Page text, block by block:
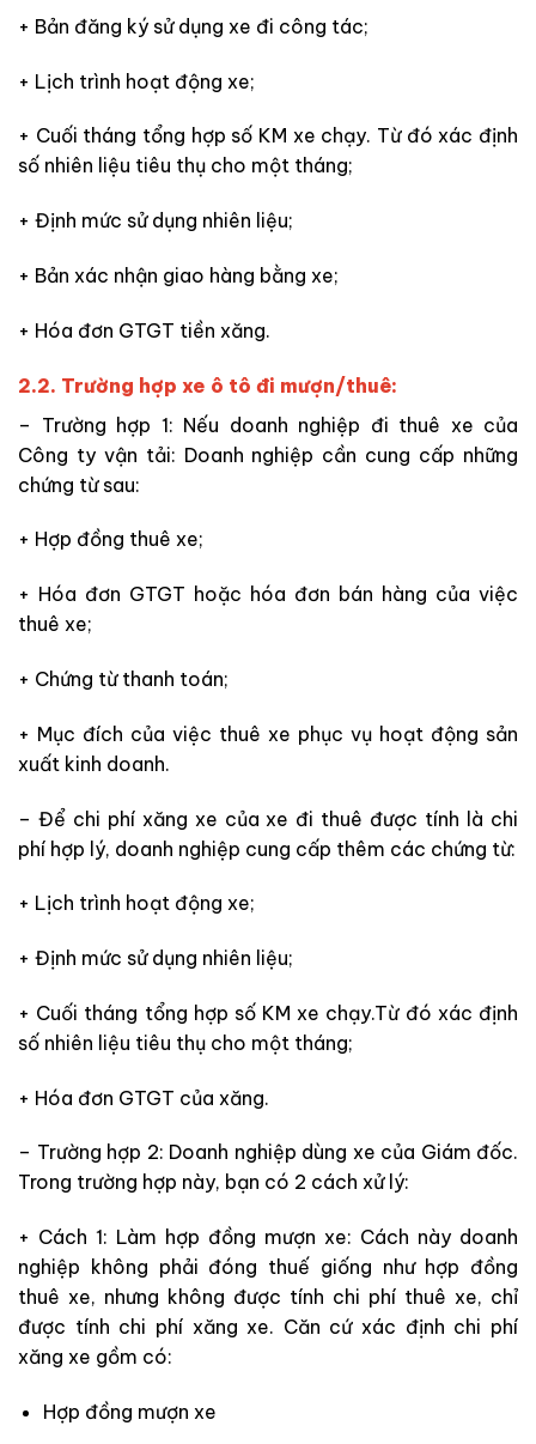
+ Bản đăng ký sử dụng xe đi công tác;
+ Lịch trình hoạt động xe;
+ Cuối tháng tổng hợp số KM xe chạy. Từ đó xác định
số nhiên liệu tiêu thụ cho một tháng;
+ Định mức sử dụng nhiên liệu;
+ Bản xác nhận giao hàng bằng xe;
+ Hóa đơn GTGT tiền xăng.
2.2. Trường hợp xe ô tô đi mượn/thuê:
– Trường hợp 1: Nếu doanh nghiệp đi thuê xe của
Công ty vận tải: Doanh nghiệp cần cung cấp những
chứng từ sau:
+ Hợp đồng thuê xe;
+ Hóa đơn GTGT hoặc hóa đơn bán hàng của việc
thuê xe;
+ Chứng từ thanh toán;
+ Mục đích của việc thuê xe phục vụ hoạt động sản
xuất kinh doanh.
– Để chi phí xăng xe của xe đi thuê được tính là chi
phí hợp lý, doanh nghiệp cung cấp thêm các chứng từ:
+ Lịch trình hoạt động xe;
+ Định mức sử dụng nhiên liệu;
+ Cuối tháng tổng hợp số KM xe chạy.Từ đó xác định
số nhiên liệu tiêu thụ cho một tháng;
+ Hóa đơn GTGT của xăng.
– Trường hợp 2: Doanh nghiệp dùng xe của Giám đốc.
Trong trường hợp này, bạn có 2 cách xử lý:
+ Cách 1: Làm hợp đồng mượn xe: Cách này doanh
nghiệp không phải đóng thuế giống như hợp đồng
thuê xe, nhưng không được tính chi phí thuê xe, chỉ
được tính chi phí xăng xe. Căn cứ xác định chi phí
xăng xe gồm có:
Hợp đồng mượn xe